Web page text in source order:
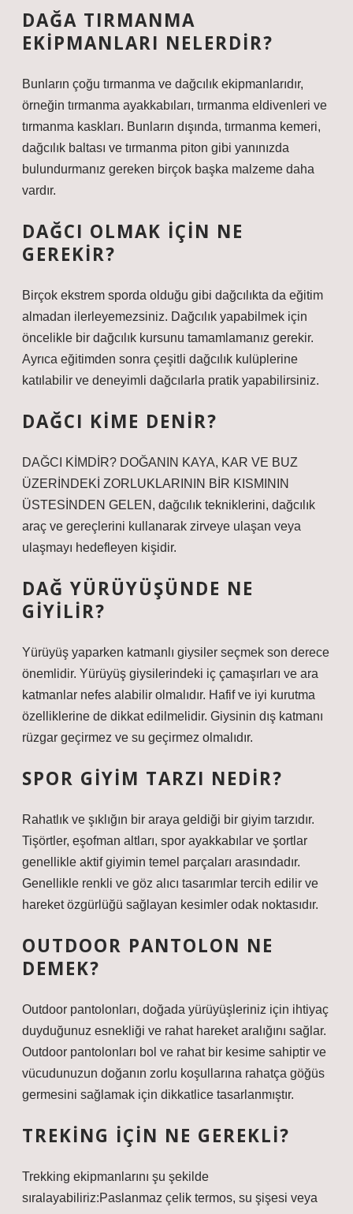
DAĞA TIRMANMA
EKIPMANLARI NELERDIR?
Bunların çoğu tırmanma ve dağcılık ekipmanlarıdır,
örneğin tırmanma ayakkabıları, tırmanma eldivenleri ve
tırmanma kaskları. Bunların dışında, tırmanma kemeri,
dağcılık baltası ve tırmanma piton gibi yanınızda
bulundurmanız gereken birçok başka malzeme daha
vardır.
DAĞCI OLMAK IÇIN NE
GEREKIR?
Birçok ekstrem sporda olduğu gibi dağcılıkta da eğitim
almadan ilerleyemezsiniz. Dağcılık yapabilmek için
öncelikle bir dağcılık kursunu tamamlamanız gerekir.
Ayrıca eğitimden sonra çeşitli dağcılık kulüplerine
katılabilir ve deneyimli dağcılarla pratik yapabilirsiniz.
DAĞCI KIME DENIR?
DAĞCI KİMDİR? DOĞANIN KAYA, KAR VE BUZ
ÜZERİNDEKİ ZORLUKLARININ BİR KISMININ
ÜSTESİNDEN GELEN, dağcılık tekniklerini, dağcılık
araç ve gereçlerini kullanarak zirveye ulaşan veya
ulaşmayı hedefleyen kişidir.
DAĞ YÜRÜYÜŞÜNDE NE
GIYILIR?
Yürüyüş yaparken katmanlı giysiler seçmek son derece
önemlidir. Yürüyüş giysilerindeki iç çamaşırları ve ara
katmanlar nefes alabilir olmalıdır. Hafif ve iyi kurutma
özelliklerine de dikkat edilmelidir. Giysinin dış katmanı
rüzgar geçirmez ve su geçirmez olmalıdır.
SPOR GIYIM TARZI NEDIR?
Rahatlık ve şıklığın bir araya geldiği bir giyim tarzıdır.
Tişörtler, eşofman altları, spor ayakkabılar ve şortlar
genellikle aktif giyimin temel parçaları arasındadır.
Genellikle renkli ve göz alıcı tasarımlar tercih edilir ve
hareket özgürlüğü sağlayan kesimler odak noktasıdır.
OUTDOOR PANTOLON NE
DEMEK?
Outdoor pantolonları, doğada yürüyüşleriniz için ihtiyaç
duyduğunuz esnekliği ve rahat hareket aralığını sağlar.
Outdoor pantolonları bol ve rahat bir kesime sahiptir ve
vücudunuzun doğanın zorlu koşullarına rahatça göğüs
germesini sağlamak için dikkatlice tasarlanmıştır.
TREKING IÇIN NE GEREKLI?
Trekking ekipmanlarını şu şekilde
sıralayabiliriz:Paslanmaz çelik termos, su şişesi veya